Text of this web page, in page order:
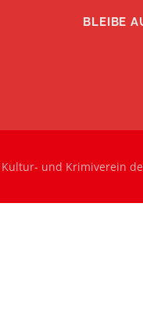
BLEIBE
und Krimiverein